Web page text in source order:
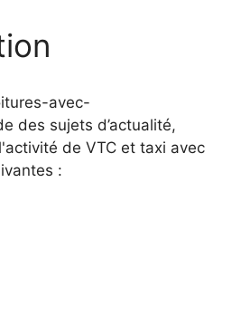
avec-
des sujets d’actualité,
de VTC et taxi avec
: